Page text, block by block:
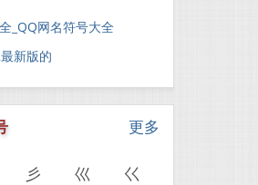
_QQ网名符号大全
新版的
更多
彡 巛
巜